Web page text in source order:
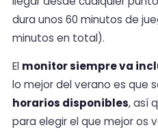
dura unos 60 minutos de
minutos en total).
El monitor siempre va
lo mejor del verano es que
horarios disponibles, así
para elegir el que mejor os